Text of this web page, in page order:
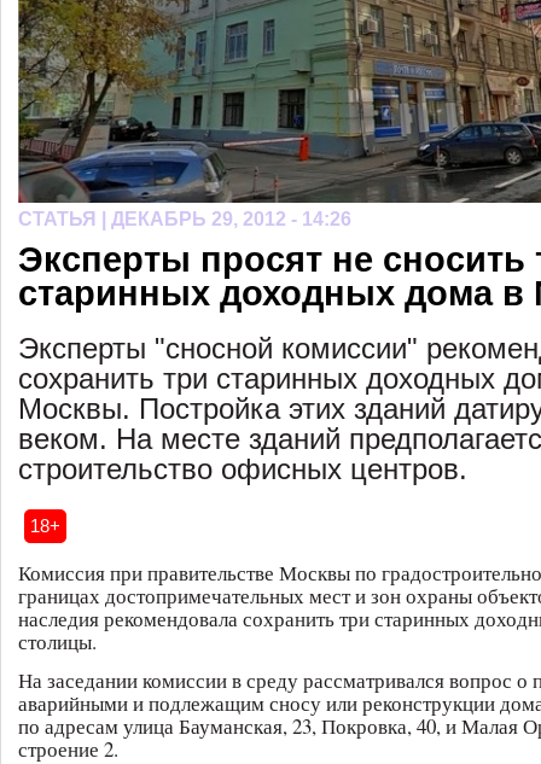
СТАТЬЯ | ДЕКАБРЬ 29, 2012 - 14:26
Эксперты просят не сносить
старинных доходных дома в
Эксперты "сносной комиссии"
сохранить три старинных доходных
Москвы. Постройка этих зданий
веком. На месте зданий
строительство офисных центров.
18+
Комиссия при правительстве Москвы по
границах достопримечательных мест и зон охраны
наследия рекомендовала сохранить три старинных
столицы.
На заседании комиссии в среду рассматривался вопрос о
аварийными и подлежащим сносу или реконструкции
по адресам улица Бауманская, 23, Покровка, 40, и Малая
строение 2.